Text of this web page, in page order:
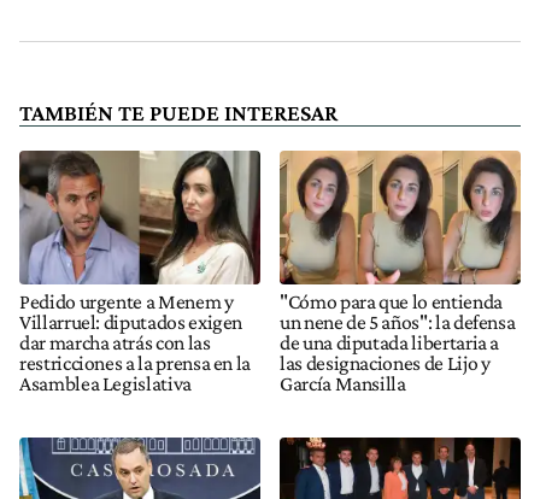
TAMBIÉN TE PUEDE INTERESAR
Pedido urgente a Menem y
Villarruel: diputados exigen
dar marcha atrás con las
restricciones a la prensa en la
Asamblea Legislativa
"Cómo para que lo entienda
un nene de 5 años": la defensa
de una diputada libertaria a
las designaciones de Lijo y
García Mansilla